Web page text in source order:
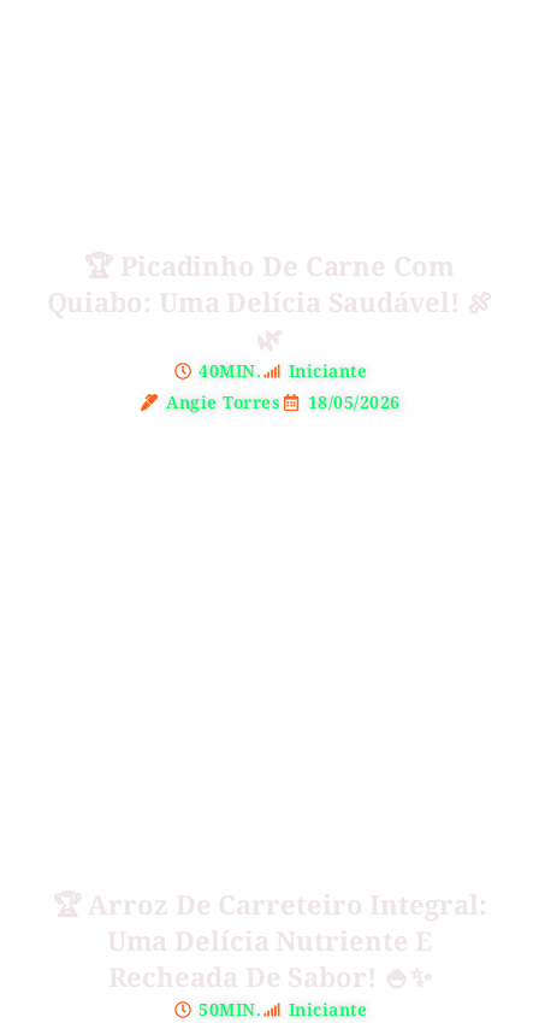
🏆 Picadinho De Carne Com
Quiabo: Uma Delícia Saudável! 🍖
🌿
40MIN.
Iniciante
Angie Torres
18/05/2026
🏆 Arroz De Carreteiro Integral:
Uma Delícia Nutriente E
Recheada De Sabor! 🍚✨
50MIN.
Iniciante